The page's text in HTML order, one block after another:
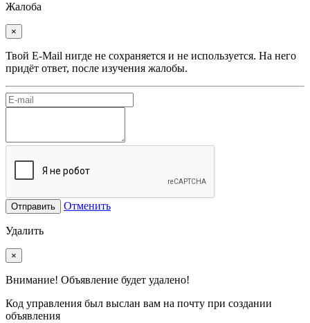
Жалоба
×
Твой E-Mail нигде не сохраняется и не используется. На него
придёт ответ, после изучения жалобы.
Отправить Отменить
Удалить
×
Внимание! Объявление будет удалено!
Код управления был выслан вам на почту при создании
объявления